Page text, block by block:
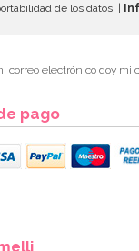
de los datos. |
correo electrónico doy
pago